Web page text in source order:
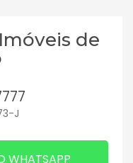
de
J
WHATSAPP